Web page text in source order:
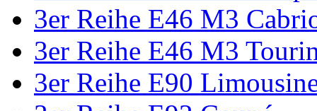
3er Reihe E46 M3
3er Reihe E46 M3
3er Reihe E90